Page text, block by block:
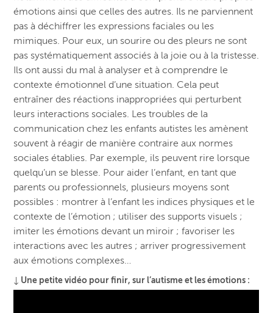
émotions ainsi que celles des autres. Ils ne parviennent
pas à déchiffrer les expressions faciales ou les
mimiques. Pour eux, un sourire ou des pleurs ne sont
pas systématiquement associés à la joie ou à la tristesse.
Ils ont aussi du mal à analyser et à comprendre le
contexte émotionnel d’une situation. Cela peut
entraîner des réactions inappropriées qui perturbent
leurs interactions sociales. Les troubles de la
communication chez les enfants autistes les amènent
souvent à réagir de manière contraire aux normes
sociales établies. Par exemple, ils peuvent rire lorsque
quelqu’un se blesse. Pour aider l’enfant, en tant que
parents ou professionnels, plusieurs moyens sont
possibles : montrer à l’enfant les indices physiques et le
contexte de l’émotion ; utiliser des supports visuels ;
imiter les émotions devant un miroir ; favoriser les
interactions avec les autres ; arriver progressivement
aux émotions complexes…
↓ Une petite vidéo pour finir, sur l’autisme et les émotions :